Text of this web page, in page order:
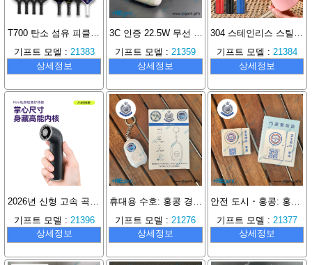
T700 탄소 섬유 피클볼 라켓 세트
기프트 모델 : 21383
상세정보
3C 인증 22.5W 무선 전원 스탠드 마그네틱 Magsafe 보조배터리 선물 10000mAh
기프트 모델 :21359
상세정보
304 스테인리스 스틸 경량 보온병, 오래 지속되는 보온
기프트 모델 :21384
상세정보
기프트 모델 : 21396
상세정보
기프트 모델 : 21276
상세정보
기프트 모델 : 21377
상세정보